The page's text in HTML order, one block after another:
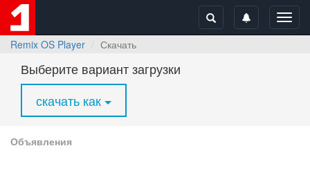
Remix OS Player
Скачать
Выберите вариант загрузки
скачать как
Объявления